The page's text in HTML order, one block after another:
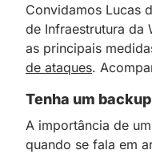
Convidamos Lucas
de Infraestrutura da
as principais
de ataques.
Tenha um
A importância de
quando se fala em